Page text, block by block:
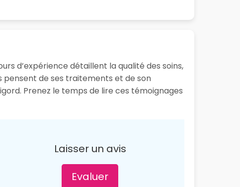
d’expérience détaillent la qualité des soins,
pensent de ses traitements et de son
Prenez le temps de lire ces témoignages
Laisser un avis
Evaluer